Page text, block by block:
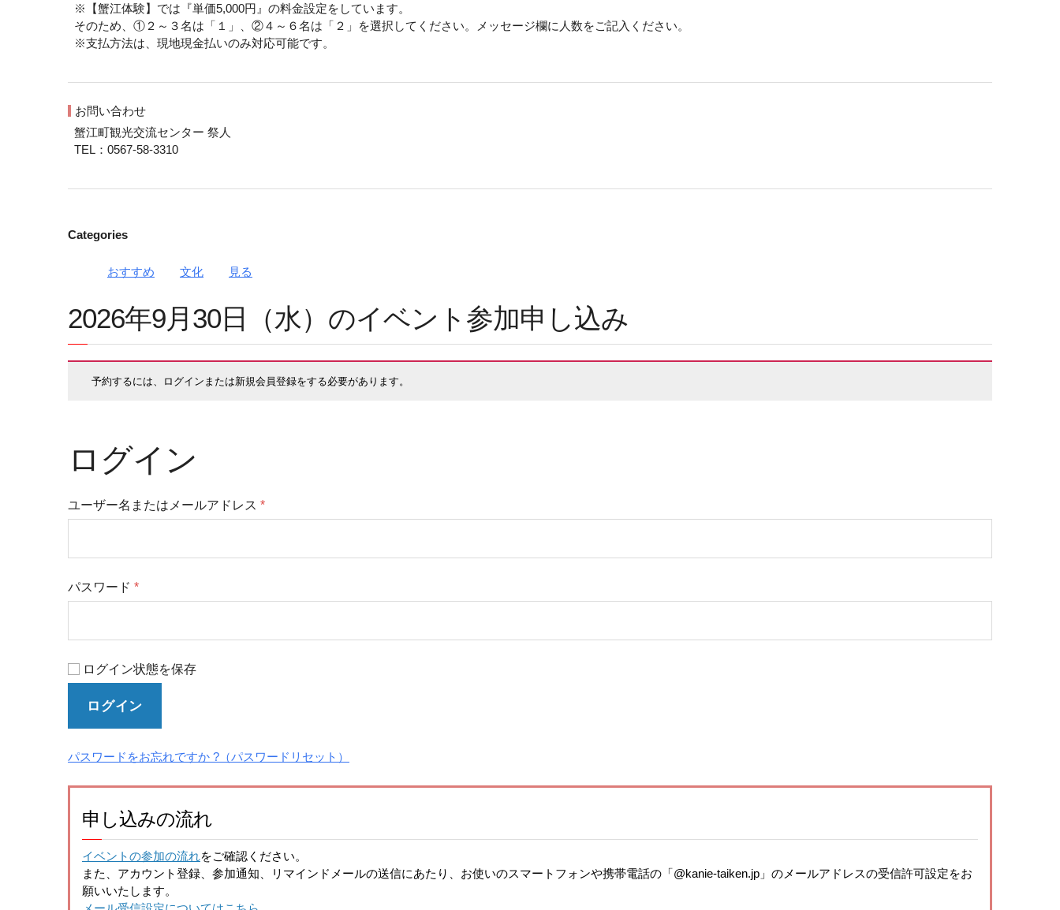
※【蟹江体験】では『単価5,000円』の料金設定をしています。
そのため、①２～３名は「１」、②４～６名は「２」を選択してください。メッセージ欄に人数をご記入ください。
※支払方法は、現地現金払いのみ対応可能です。
お問い合わせ
蟹江町観光交流センター 祭人
TEL：0567-58-3310
Categories
おすすめ 文化 見る
2026年9月30日（水）のイベント参加申し込み
予約するには、ログインまたは新規会員登録をする必要があります。
ログイン
ユーザー名またはメールアドレス *
パスワード *
ログイン状態を保存
ログイン
パスワードをお忘れですか ?
申し込みの流れ
イベントの参加の流れをご確認ください。
また、アカウント登録、参加通知、リマインドメールの送信にあたり、お使いのスマートフォンや携帯電話の「@kanie-taiken.jp」のメールアドレスの受信許可設定をお
願いいたします。